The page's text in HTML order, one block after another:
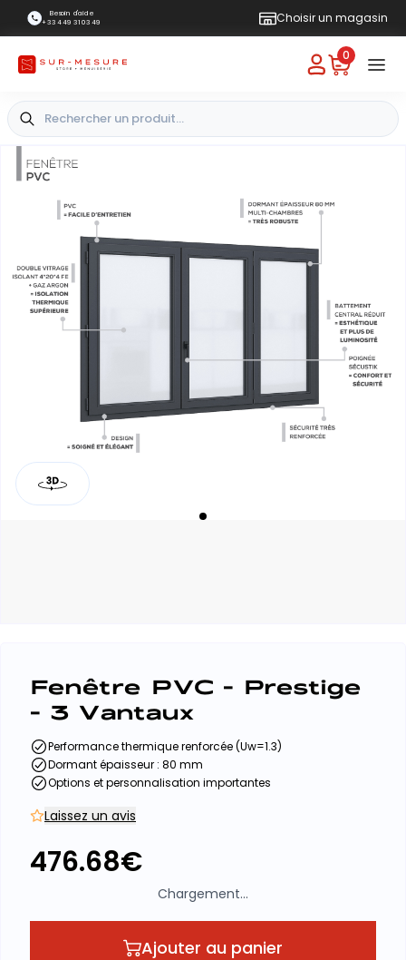
Besoin d'aide
+33 4 49 31 03 49
Choisir un magasin
0
Fenêtre PVC - Prestige
- 3 Vantaux
Performance thermique renforcée (Uw=1.3)
Dormant épaisseur : 80 mm
Options et personnalisation importantes
Laissez un avis
476.68€
Chargement...
Ajouter au panier